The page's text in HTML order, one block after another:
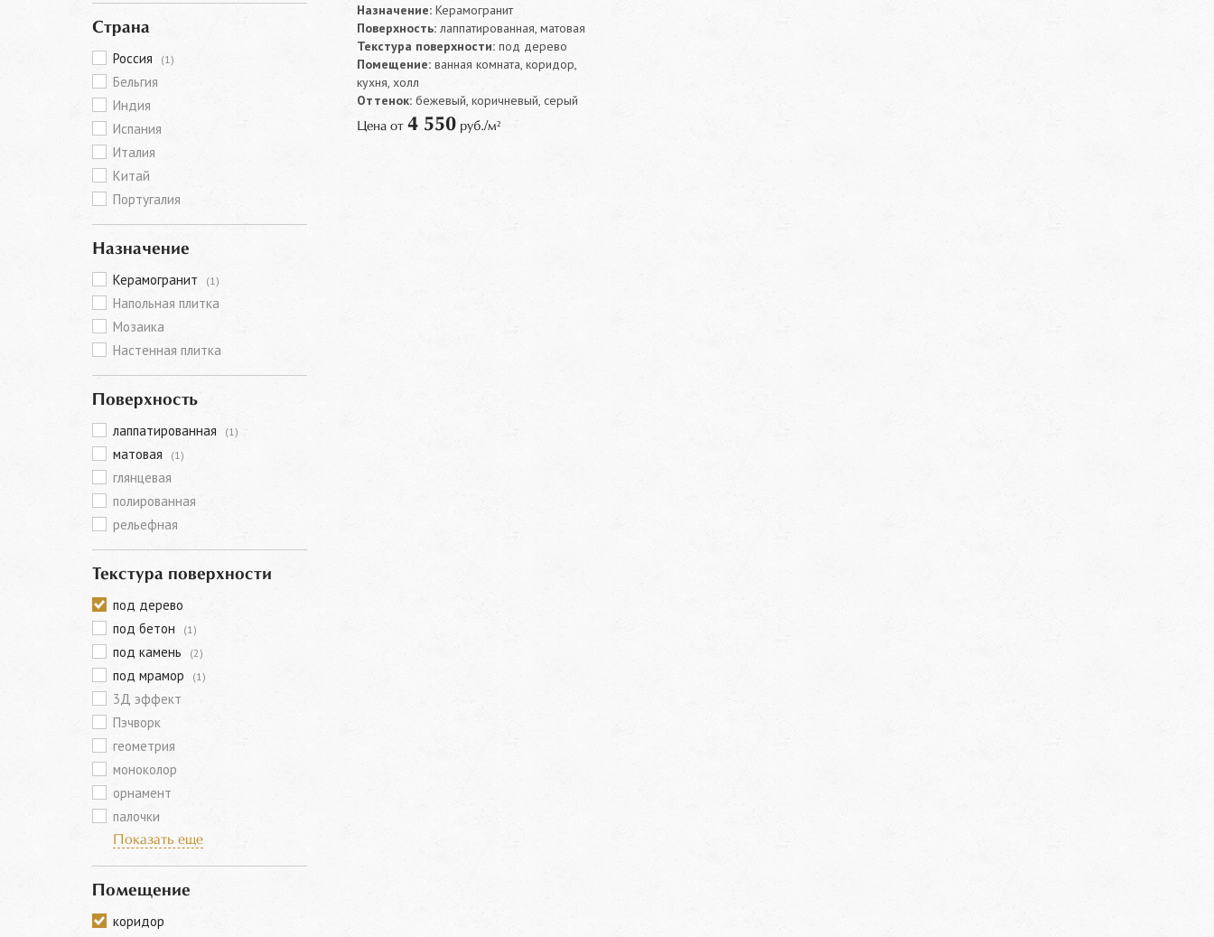
Страна
Россия (1)
Бельгия
Индия
Испания
Италия
Китай
Португалия
Назначение
Керамогранит (1)
Напольная плитка
Мозаика
Настенная плитка
Поверхность
лаппатированная (1)
матовая (1)
глянцевая
полированная
рельефная
Текстура поверхности
под дерево
под бетон
(1)
под камень (2)
под мрамор (1)
3Д эффект
Пэчворк
геометрия
моноколор
орнамент
палочки
Показать еще
Помещение
коридор
Назначение:Керамогранит
Поверхность:лаппатированная, матовая
Текстура поверхности:под дерево
Помещение:ванная комната, коридор,
кухня, холл
Оттенок:бежевый, коричневый, серый
Цена от 4 550руб./м²